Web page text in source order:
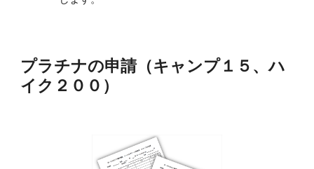
プラチナの申請（キャンプ１５、ハ
イク２００）